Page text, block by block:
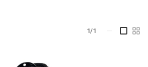
1/1